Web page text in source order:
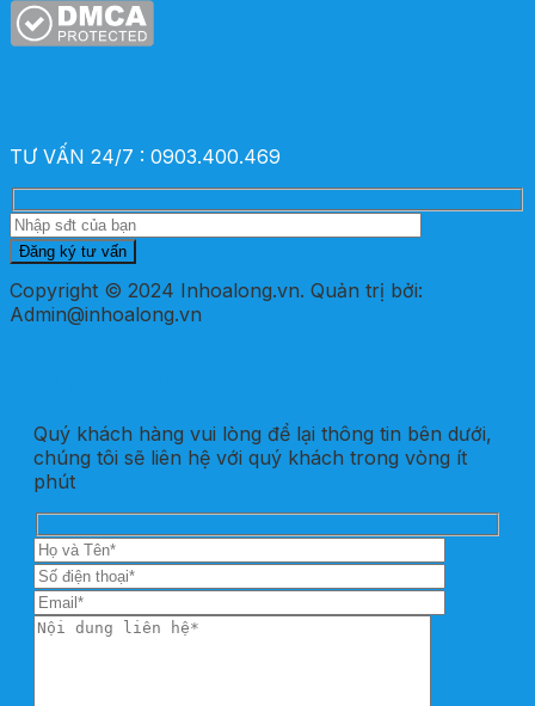
TƯ VẤN 24/7 : 0903.400.469
Copyright © 2024 Inhoalong.vn. Quản trị bởi:
Admin@inhoalong.vn
Quý khách hàng vui lòng để lại thông tin bên dưới,
chúng tôi sẽ liên hệ với quý khách trong vòng ít
phút